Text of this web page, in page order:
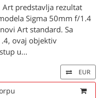
predstavlja rezultat
Sigma 50mm f/1.4
Art standard. Sa
ovaj objektiv
u...
EUR